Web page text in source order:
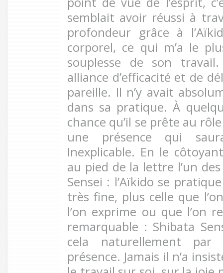
semblait avoir réussi à
profondeur grâce à
corporel, ce qui m’a le
souplesse de son
alliance d’efficacité et de
pareille. Il n’y avait
dans sa pratique. À
chance qu’il se prête au
une présence qui
Inexplicable. En le
au pied de la lettre l’un
Sensei : l’Aïkido se
très fine, plus celle que
l’on exprime ou que l’on
remarquable : Shibata
cela naturellement
présence. Jamais il n’a